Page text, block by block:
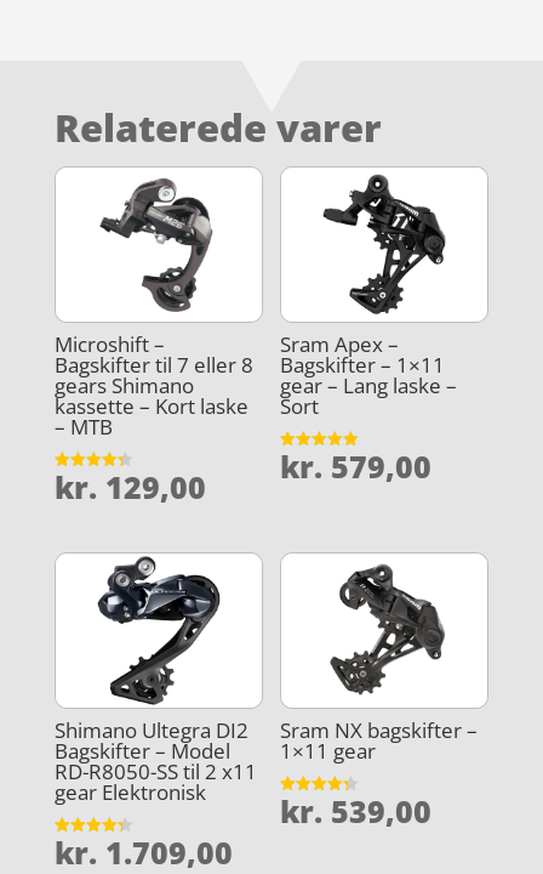
Relaterede varer
Microshift –
Bagskifter til 7 eller 8
gears Shimano
kassette – Kort laske
– MTB
Vurderet
4.3
kr. 129,00
Sram Apex –
Bagskifter – 1×11
gear – Lang laske –
Sort
Vurderet
4.9
kr. 579,00
Shimano Ultegra DI2
Bagskifter – Model
RD-R8050-SS til 2 x11
gear Elektronisk
Vurderet
4.3
kr. 1.709,00
Sram NX bagskifter –
1×11 gear
Vurderet
4.3
kr. 539,00